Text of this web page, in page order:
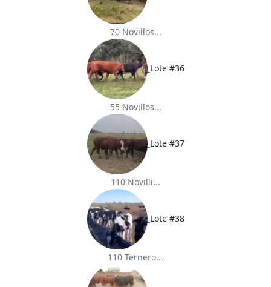
70 Novillos...
Lote #36
55 Novillos...
Lote #37
110 Novilli...
Lote #38
110 Ternero...